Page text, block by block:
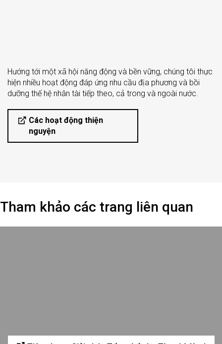
Hướng tới một xã hội năng động và bền vững, chúng tôi thực
hiện nhiều hoạt động đáp ứng nhu cầu địa phương và bồi
dưỡng thế hệ nhân tài tiếp theo, cả trong và ngoài nước.
Các hoạt động thiện
nguyện
Tham khảo các trang liên quan